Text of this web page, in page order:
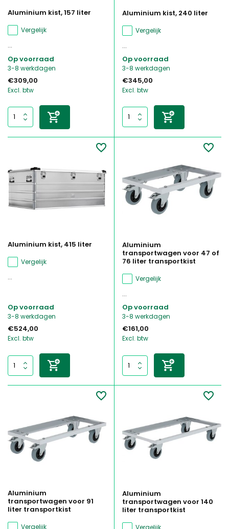
Aluminium kist, 157 liter
Vergelijk
...
Op voorraad
3-8 werkdagen
€309,00
Excl. btw
Aluminium kist, 240 liter
Vergelijk
...
Op voorraad
3-8 werkdagen
€345,00
Excl. btw
Aluminium kist, 415 liter
Vergelijk
...
Op voorraad
3-8 werkdagen
€524,00
Excl. btw
Aluminium
transportwagen voor 47 of
76 liter transportkist
Vergelijk
...
Op voorraad
3-8 werkdagen
€161,00
Excl. btw
Aluminium
transportwagen voor 91
liter transportkist
Vergelijk
Aluminium
transportwagen voor 140
liter transportkist
Vergelijk